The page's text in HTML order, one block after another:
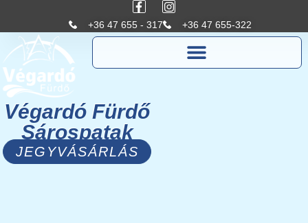
+36 47 655 - 317 +36 47 655-322
Végardó Fürdő
Sárospatak
JEGYVÁSÁRLÁS